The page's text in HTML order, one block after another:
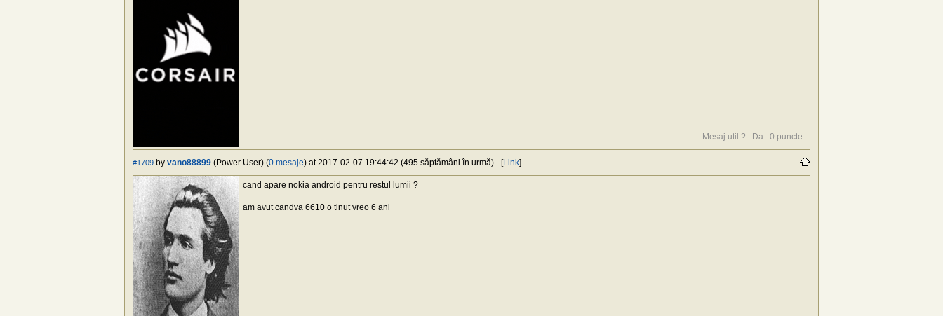
Mesaj util ? Da 0 puncte
#1709 by vano88899 (Power User) (0 mesaje) at 2017-02-07 19:44:42 (495 săptămâni în urmă) - [Link]
cand apare nokia android pentru restul lumii ?
am avut candva 6610 o tinut vreo 6 ani